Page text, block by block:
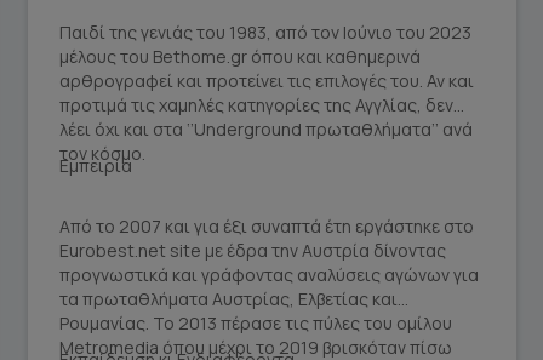
Παιδί της γενιάς του 1983, από τον Ιούνιο του 2023
μέλους του Bethome.gr όπου και καθημερινά
αρθρογραφεί και προτείνει τις επιλογές του. Αν και
προτιμά τις χαμηλές κατηγορίες της Αγγλίας, δεν
λέει όχι και στα ‘’Underground πρωταθλήματα’’ ανά
τον κόσμο.
Εμπειρία
Από το 2007 και για έξι συναπτά έτη εργάστηκε στο
Eurobest.net site με έδρα την Αυστρία δίνοντας
προγνωστικά και γράφοντας αναλύσεις αγώνων για
τα πρωταθλήματα Αυστρίας, Ελβετίας και
Ρουμανίας. Το 2013 πέρασε τις πύλες του ομίλου
Metromedia όπου μέχρι το 2019 βρισκόταν πίσω